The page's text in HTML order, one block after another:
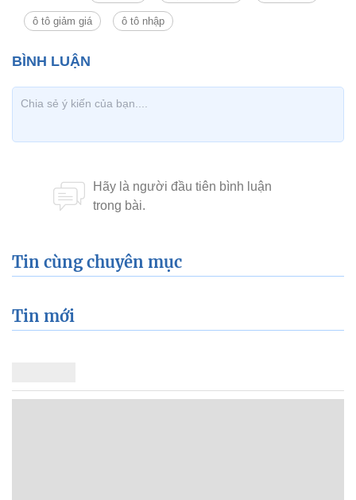
ô tô giảm giá ô tô nhập
Tin cùng chuyên mục
Tin mới